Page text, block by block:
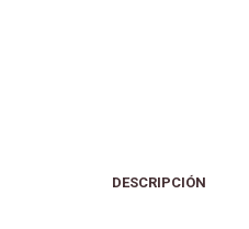
DESCRIPCIÓN